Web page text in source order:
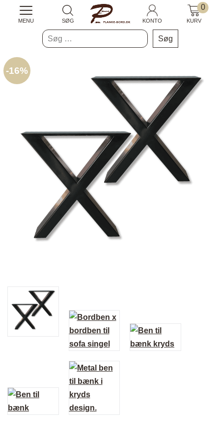
Søg
efter:
MENU SØG KONTO
0
KURV
-16%